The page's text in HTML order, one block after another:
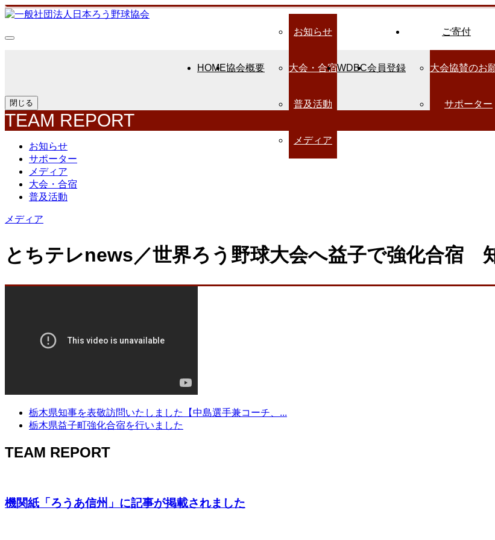
HOME協会概要
お知らせ
大会・合宿
普及活動
メディア
WDBC会員登録
ご寄付
大会協賛のお
サポーター
閉じる
TEAM REPORT
お知らせ
サポーター
メディア
大会・合宿
普及活動
メディア
とちテレnews／世界ろう野球大会へ益子で強化合宿
栃木県知事を表敬訪問いたしました【中島選手兼コーチ、...
栃木県益子町強化合宿を行いました
TEAM REPORT
機関紙「ろうあ信州」に記事が掲載されました